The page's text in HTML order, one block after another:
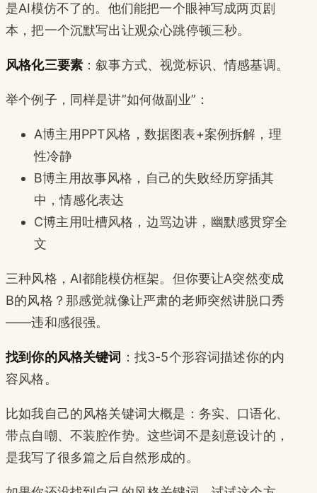
是AI模仿不了的。他们能把一个眼神写成两页剧
本，把一个沉默写出让观众心跳停顿三秒。
风格化三要素 ：叙事方式、视觉标识、情感基调。
举个例子，同样是讲”如何做副业”：
A博主用PPT风格，数据图表+案例拆解，理
性冷静
B博主用故事风格，自己的失败经历穿插其
中，情感化表达
C博主用吐槽风格，边骂边讲，幽默感贯穿全
文
三种风格，AI都能模仿框架。但你要让A突然变成
B的风格？那感觉就像让严肃的老师突然讲脱口秀
——违和感很强。
找到你的风格关键词 ：找3-5个形容词描述你的内
容风格。
比如我自己的风格关键词大概是：务实、口语化、
带点自嘲、不装腔作势。这些词不是刻意设计的，
是我写了很多篇之后自然形成的。